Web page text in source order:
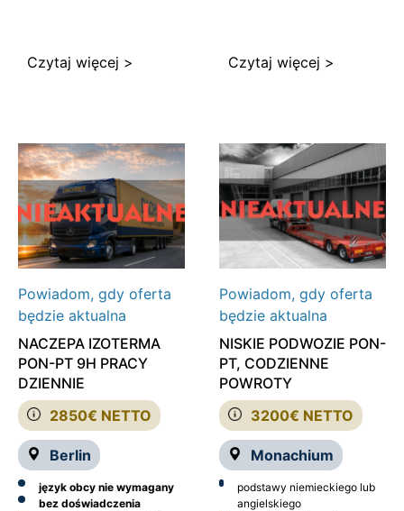
Czytaj więcej > Czytaj więcej >
Powiadom, gdy oferta
będzie aktualna
2850€ NETTO
Berlin
NACZEPA IZOTERMA
PON-PT 9H PRACY
DZIENNIE
język obcy nie wymagany
bez doświadczenia
Powiadom, gdy oferta
będzie aktualna
3200€ NETTO
Monachium
NISKIE PODWOZIE PON-
PT, CODZIENNE
POWROTY
podstawy niemieckiego lub
angielskiego